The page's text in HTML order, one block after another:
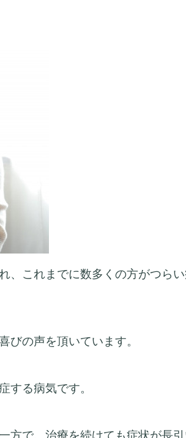
、これまでに数多くの方がつら
びの声を頂いています。
する病気です。
方で、治療を続けても症状が長